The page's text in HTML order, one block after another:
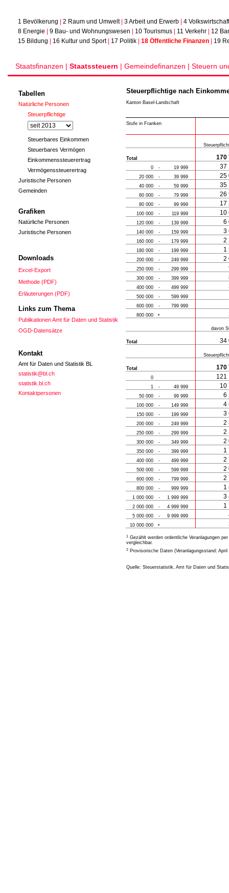
1 Bevölkerung 2 Raum und Umwelt| 3 Arbeit und Erwerb
4 Volkswirtschaft
8 Energie | 9 Bau- und Wohnungswesen | 10 Tourismus | 11 Verkehr | 12
15 Bildung | 16 Kultur und Sport| 17 Politik | 18 Öffentliche Finanzen | 19
Staatsfinanzen | Staatssteuern | Gemeindefinanzen | Steuern
Tabellen
Natürliche Personen
Steuerpflichtige
Steuerbares Einkommen
Steuerbares Vermögen
Einkommenssteuerertrag
Vermögenssteuerertrag
Juristische Personen
Gemeinden
Grafiken
Natürliche Personen
Juristische Personen
Downloads
Excel-Export
Methode (PDF)
Erläuterungen (PDF)
Links zum Thema
Publikationen Amt für Daten und Statistik
OGD-Datensätze
Kontakt
Amt für Daten und Statistik BL
statistik@bl.ch
statistik.bl.ch
Kontaktpersonen
Steuerpflichtige nach
Kanton Basel-Landschaft
Stufe in Franken
Total 170
0 - 19 999 37
20 000 - 39 999 25
40 000 - 59 999 35
60 000 - 79 999 26
80 000 - 99 999 17
100 000 - 119 999 10
120 000 - 139 999 6
140 000 - 159 999 3
160 000 - 179 999 2
180 000 - 199 999 1
200 000 - 249 999 2
250 000 - 299 999
300 000 - 399 999
400 000 - 499 999
500 000 - 599 999
600 000 - 799 999
800 000 +
davon
Total 34
Total 170
0 121
1 - 49 999 10
50 000 - 99 999 6
100 000 - 149 999 4
150 000 - 199 999 3
200 000 - 249 999 2
250 000 - 299 999 2
300 000 - 349 999 2
350 000 - 399 999 1
400 000 - 499 999 2
500 000 - 599 999 2
600 000 - 799 999 2
800 000 - 999 999 1
1 000 000 - 1 999 999 3
2 000 000 - 4 999 999 1
5 000 000 - 9 999 999
10 000 000 +
1 Gezählt werden ordentliche Veranlagungen
vergleichbar.
2 Provisorische Daten (Veranlagungsstand: April
Quelle: Steuerstatistik, Amt für Daten und